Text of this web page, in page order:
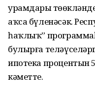
урамдарҙы
аҡса бүленәсәк.
һаҡлыҡ”
булырға
ипотека процентын
кәметте.